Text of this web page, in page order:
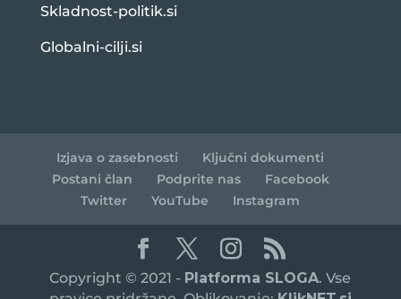
Skladnost-politik.si
Globalni-cilji.si
Izjava o zasebnosti
Ključni dokumenti
Postani član
Podprite nas
Facebook
Twitter
YouTube Instagram
Copyright © 2021 - Platforma SLOGA. Vse